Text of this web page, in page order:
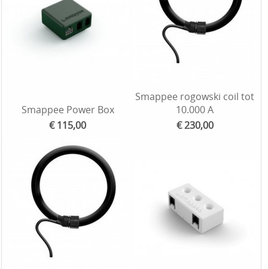
Smappee Power Box
€ 115,00
Smappee rogowski coil tot
10.000 A
€ 230,00